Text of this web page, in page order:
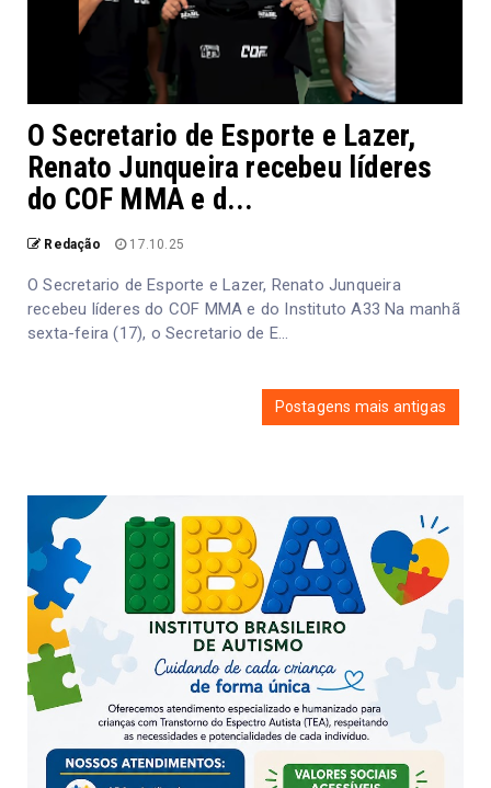
O Secretario de Esporte e Lazer,
Renato Junqueira recebeu líderes
do COF MMA e d...
Redação 17.10.25
O Secretario de Esporte e Lazer, Renato Junqueira
recebeu líderes do COF MMA e do Instituto A33 Na manhã
sexta-feira (17), o Secretario de E...
Postagens mais antigas